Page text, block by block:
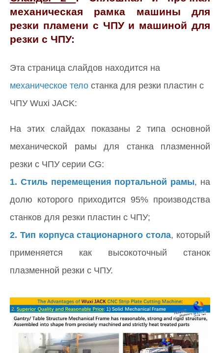
механическая рамка машины для
резки пламени с ЧПУ и машиной для
резки с ЧПУ:
Эта страница слайдов находится на
механическое тело станка для резки пластин с
ЧПУ Wuxi JACK:
На этих слайдах показаны 2 типа основной
механической рамы для станка плазменной
резки с ЧПУ серии CG:
1. Стиль перемещения портальной рамы, на
долю которого приходится 95% производства
станков для резки пластин с ЧПУ;
2. Тип корпуса стационарного стола, который
применяется как высокоточный станок
плазменной резки с ЧПУ.